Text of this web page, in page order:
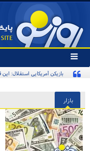
تغییر
وضعیت
منوی
ها
بازیکن آمریکایی استقلال:
بازار